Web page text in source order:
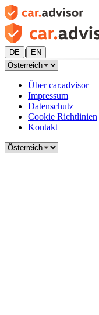
DE | EN
Über car.advisor
Impressum
Datenschutz
Cookie Richtlinien
Kontakt